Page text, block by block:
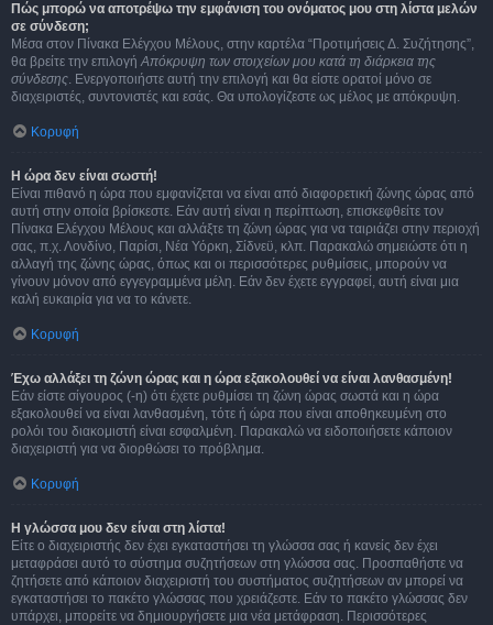
Πώς μπορώ να αποτρέψω την εμφάνιση του ονόματος μου στη λίστα μελών
σε σύνδεση;
Μέσα στον Πίνακα Ελέγχου Μέλους, στην καρτέλα “Προτιμήσεις Δ. Συζήτησης”,
θα βρείτε την επιλογήΑπόκρυψη των στοιχείων μου κατά τη διάρκεια της
σύνδεσης. Ενεργοποιήστε αυτή την επιλογή και θα είστε ορατοί μόνο σε
διαχειριστές, συντονιστές και εσάς. Θα υπολογίζεστε ως μέλος με απόκρυψη.
Κορυφή
Η ώρα δεν είναι σωστή!
Είναι πιθανό η ώρα που εμφανίζεται να είναι από διαφορετική ζώνης ώρας από
αυτή στην οποία βρίσκεστε. Εάν αυτή είναι η περίπτωση, επισκεφθείτε τον
Πίνακα Ελέγχου Μέλους και αλλάξτε τη ζώνη ώρας για να ταιριάζει στην περιοχή
σας, π.χ. Λονδίνο, Παρίσι, Νέα Υόρκη, Σίδνεϋ, κλπ. Παρακαλώ σημειώστε ότι η
αλλαγή της ζώνης ώρας, όπως και οι περισσότερες ρυθμίσεις, μπορούν να
γίνουν μόνον από εγγεγραμμένα μέλη. Εάν δεν έχετε εγγραφεί, αυτή είναι μια
καλή ευκαιρία για να το κάνετε.
Κορυφή
Έχω αλλάξει τη ζώνη ώρας και η ώρα εξακολουθεί να είναι λανθασμένη!
Εάν είστε σίγουρος (-η) ότι έχετε ρυθμίσει τη ζώνη ώρας σωστά και η ώρα
εξακολουθεί να είναι λανθασμένη, τότε ή ώρα που είναι αποθηκευμένη στο
ρολόι του διακομιστή είναι εσφαλμένη. Παρακαλώ να ειδοποιήσετε κάποιον
διαχειριστή για να διορθώσει το πρόβλημα.
Κορυφή
Η γλώσσα μου δεν είναι στη λίστα!
Είτε ο διαχειριστής δεν έχει εγκαταστήσει τη γλώσσα σας ή κανείς δεν έχει
μεταφράσει αυτό το σύστημα συζητήσεων στη γλώσσα σας. Προσπαθήστε να
ζητήσετε από κάποιον διαχειριστή του συστήματος συζητήσεων αν μπορεί να
εγκαταστήσει το πακέτο γλώσσας που χρειάζεστε. Εάν το πακέτο γλώσσας δεν
υπάρχει, μπορείτε να δημιουργήσετε μια νέα μετάφραση. Περισσότερες